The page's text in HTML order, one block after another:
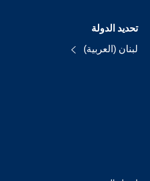
تحديد الدولة
لبنان (العربية)